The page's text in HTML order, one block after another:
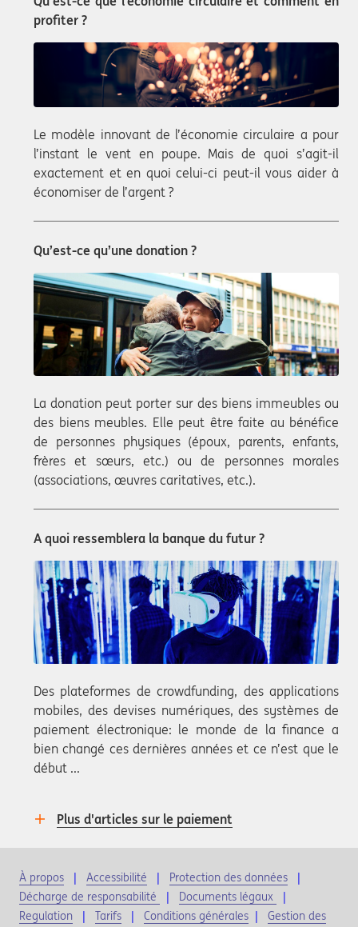
profiter ?
Le modèle innovant de l’économie circulaire a pour
l’instant le vent en poupe. Mais de quoi s’agit-il
exactement et en quoi celui-ci peut-il vous aider à
économiser de l’argent ?
Qu’est-ce qu’une donation ?
La donation peut porter sur des biens immeubles ou
des biens meubles. Elle peut être faite au bénéfice
de personnes physiques (époux, parents, enfants,
frères et sœurs, etc.) ou de personnes morales
(associations, œuvres caritatives, etc.).
A quoi ressemblera la banque du futur ?
Des plateformes de crowdfunding, des applications
mobiles, des devises numériques, des systèmes de
paiement électronique: le monde de la finance a
bien changé ces dernières années et ce n’est que le
début ...
Plus d'articles sur le paiement
À propos Accessibilité
Protection des données
Décharge de responsabilité
Documents légaux
Regulation
Tarifs Conditions générales Gestion des